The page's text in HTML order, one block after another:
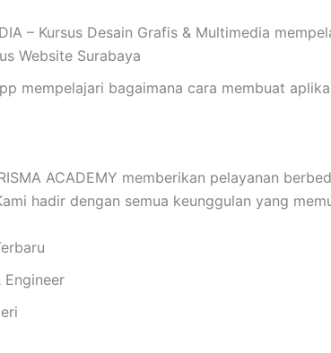
– Kursus Desain Grafis & Multimedia
Website Surabaya
mempelajari bagaimana cara membuat
ACADEMY memberikan pelayanan
hadir dengan semua keunggulan yang
Engineer